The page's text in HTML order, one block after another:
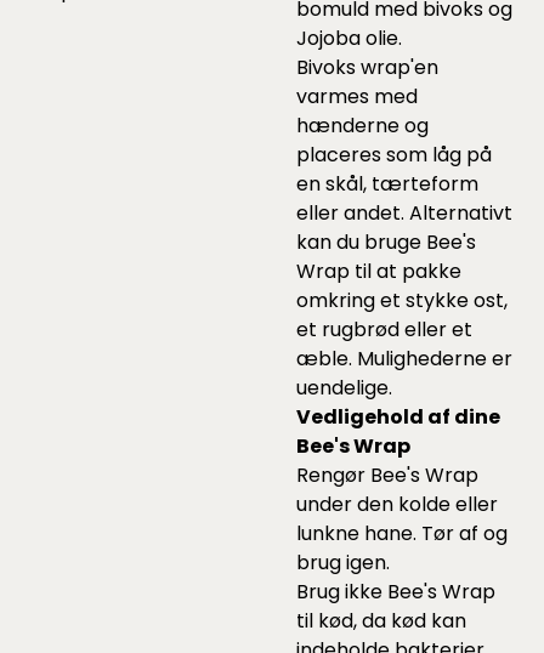
bomuld med bivoks og
Jojoba olie.
Bivoks wrap'en
varmes med
hænderne og
placeres som låg på
en skål, tærteform
eller andet. Alternativt
kan du bruge Bee's
Wrap til at pakke
omkring et stykke ost,
et rugbrød eller et
æble. Mulighederne er
uendelige.
Vedligehold af dine
Bee's Wrap
Rengør Bee's Wrap
under den kolde eller
lunkne hane. Tør af og
brug igen.
Brug ikke Bee's Wrap
til kød, da kød kan